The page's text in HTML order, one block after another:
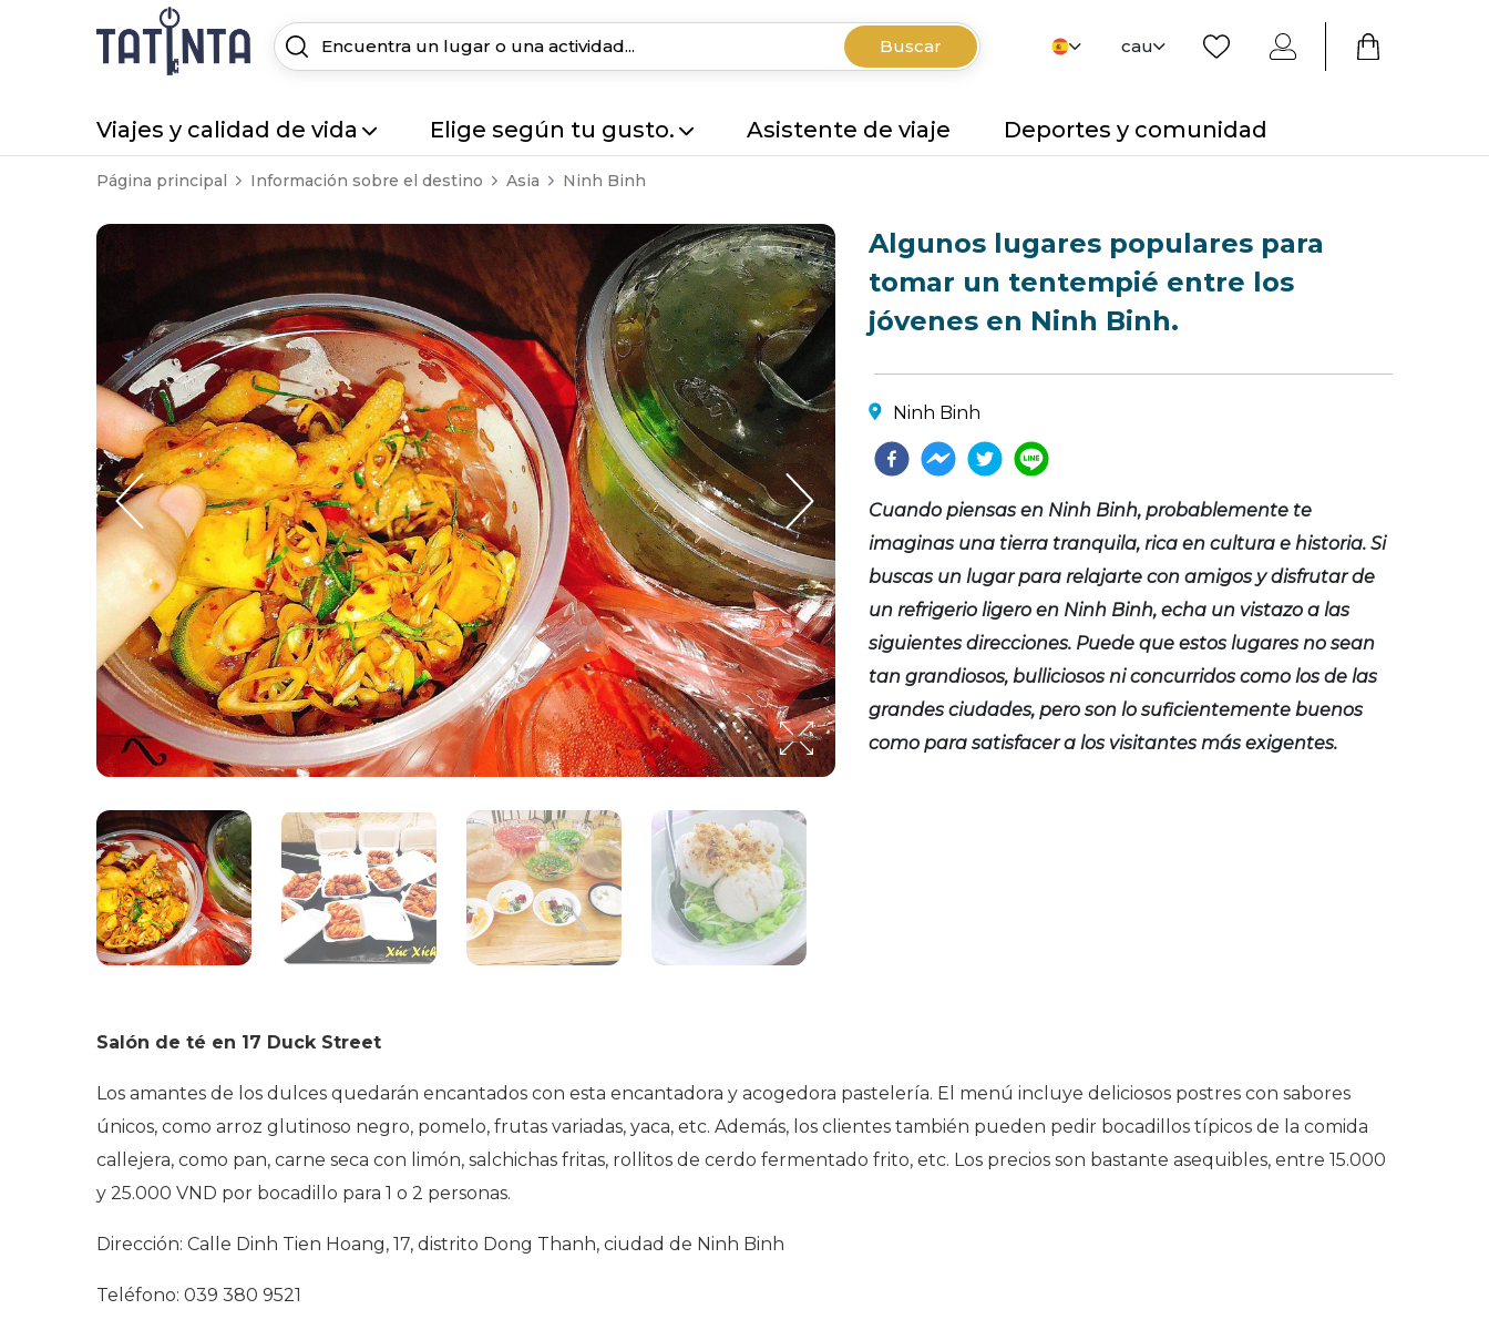
Buscar cau
Viajes y calidad de vida Elige según tu gusto. Asistente de viaje Deportes y comunidad
Página principal Información sobre el destino Asia Ninh Binh
Algunos lugares populares para
tomar un tentempié entre los
jóvenes en Ninh Binh.
Ninh Binh
Cuando piensas en Ninh Binh, probablemente te
imaginas una tierra tranquila, rica en cultura e historia. Si
buscas un lugar para relajarte con amigos y disfrutar de
un refrigerio ligero en Ninh Binh, echa un vistazo a las
siguientes direcciones. Puede que estos lugares no sean
tan grandiosos, bulliciosos ni concurridos como los de las
grandes ciudades, pero son lo suficientemente buenos
como para satisfacer a los visitantes más exigentes.
Salón de té en 17 Duck Street
Los amantes de los dulces quedarán encantados con esta encantadora y acogedora pastelería. El menú incluye deliciosos postres con sabores
únicos, como arroz glutinoso negro, pomelo, frutas variadas, yaca, etc. Además, los clientes también pueden pedir bocadillos típicos de la comida
callejera, como pan, carne seca con limón, salchichas fritas, rollitos de cerdo fermentado frito, etc. Los precios son bastante asequibles, entre 15.000
y 25.000 VND por bocadillo para 1 o 2 personas.
Dirección: Calle Dinh Tien Hoang, 17, distrito Dong Thanh, ciudad de Ninh Binh
Teléfono: 039 380 9521